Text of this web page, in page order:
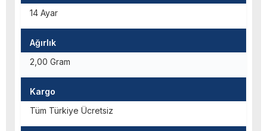
14 Ayar
Ağırlık
2,00 Gram
Kargo
Tüm Türkiye Ücretsiz